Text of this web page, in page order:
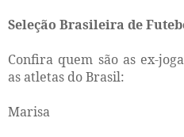
Seleção Brasileira de
Confira quem são as ex-
as atletas do Brasil:
Marisa